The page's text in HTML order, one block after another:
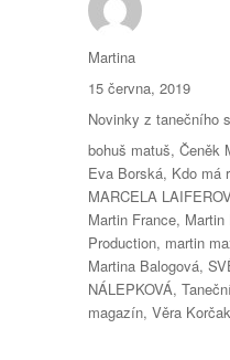
Autor:
Martina
Publikováno:
15 června, 2019
Rubriky:
Novinky z tanečního
Štítky:
bohuš matuš,Čeněk
Eva Borská, Kdo má
MARCELA
Martin France, Martin
Production, martin
Martina Balogová,
NÁLEPKOVÁ,
magazín,Věra